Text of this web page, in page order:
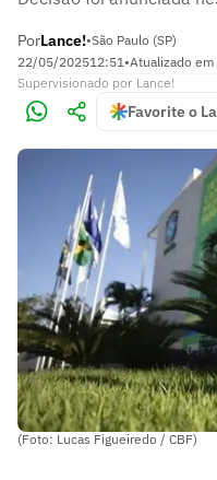
PorLance!•São Paulo (SP)
22/05/202512:51•Atualizado em
Supervisionado por Lance!
Favorite o
(Foto: Lucas Figueiredo / CBF)